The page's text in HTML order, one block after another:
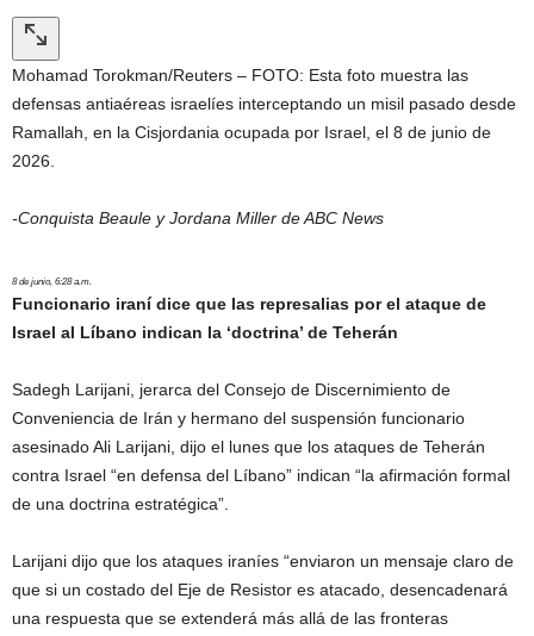
Mohamad Torokman/Reuters – FOTO: Esta foto muestra las
defensas antiaéreas israelíes interceptando un misil pasado desde
Ramallah, en la Cisjordania ocupada por Israel, el 8 de junio de
2026.
-Conquista Beaule y Jordana Miller de ABC News
8 de junio, 6:28 a.m.
Funcionario iraní dice que las represalias por el ataque de
Israel al Líbano indican la ‘doctrina’ de Teherán
Sadegh Larijani, jerarca del Consejo de Discernimiento de
Conveniencia de Irán y hermano del suspensión funcionario
asesinado Ali Larijani, dijo el lunes que los ataques de Teherán
contra Israel “en defensa del Líbano” indican “la afirmación formal
de una doctrina estratégica”.
Larijani dijo que los ataques iraníes “enviaron un mensaje claro de
que si un costado del Eje de Resistor es atacado, desencadenará
una respuesta que se extenderá más allá de las fronteras